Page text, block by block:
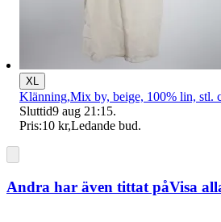
XL
Klänning,Mix by, beige, 100% lin, stl.
Sluttid9 aug 21:15.
Pris:10 kr,Ledande bud.
Andra har även tittat påVisa